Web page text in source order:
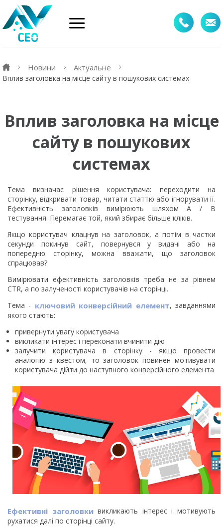
Новини Актуальне
Вплив заголовка на місце сайту в пошукових системах
Вплив заголовка на місце
сайту в пошукових
системах
Тема визначає рішення користувача: переходити на
сторінку, відкривати товар, читати статтю або ігнорувати її.
Ефективність заголовків вимірюють шляхом A / B
тестування. Перемагає той, який збирає більше кліків.
Якщо користувач клацнув на заголовок, а потім в частки
секунди покинув сайт, повернувся у видачі або на
попередню сторінку, можна вважати, що заголовок
спрацював?
Вимірювати ефективність заголовків треба не за рівнем
CTR, а по залученості користувачів на сторінці.
Тема - ключовий конверсійний елемент, завданнями
якого стають:
привернути увагу користувача
викликати інтерес і переконати вчинити дію
залучити користувача в сторінку - якщо провести
аналогію з квестом, то заголовок повинен мотивувати
користувача дійти до наступного конверсійного елемента
Ефективні заголовкивикликають інтерес і мотивують
рухатися далі по сторінці сайту.